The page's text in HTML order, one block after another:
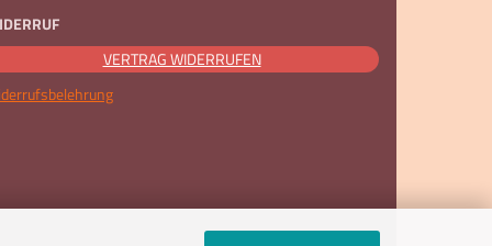
VERTRAG WIDERRUFEN